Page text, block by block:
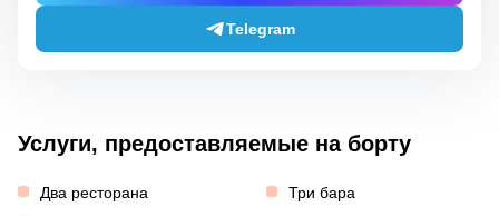
Telegram
Услуги, предоставляемые на борту
Два ресторана
Три бара